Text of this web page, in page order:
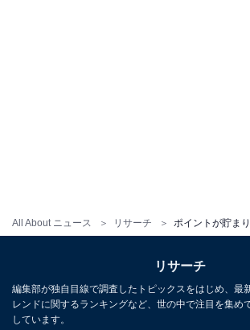
All About ニュース リサーチ
リサーチ
編集部が独自目線で調査したトピックスをはじめ、最
レンドに関するランキングなど、世の中で注目を集め
しています。